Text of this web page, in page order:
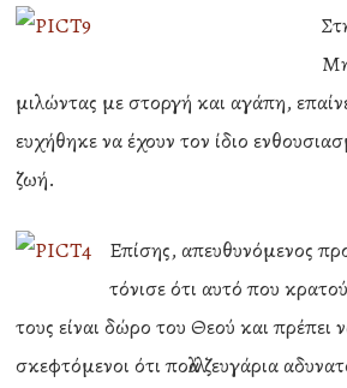
μιλώντας με στοργή και αγάπη,
ευχήθηκε να έχουν τον ίδιο
ζωή.
Επίσης, απευθυνόμενος
τόνισε ότι αυτό που
τους είναι δώρο του Θεού και πρέπει
σκεφτόμενοι ότι πολλά ζευγάρια